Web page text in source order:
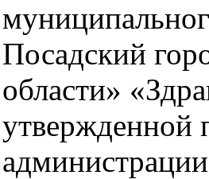
Посадский
области»
утвержденной